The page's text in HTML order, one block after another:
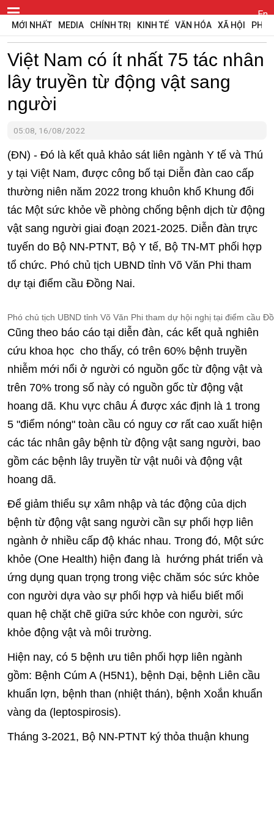
En
MỚI NHẤT MEDIA CHÍNH TRỊ KINH TẾ VĂN HÓA XÃ HỘI
Việt Nam có ít nhất 75 tác nhân
lây truyền từ động vật sang
người
05:08, 16/08/2022
(ĐN) - Đó là kết quả khảo sát liên ngành Y tế và Thú
y tại Việt Nam, được công bố tại Diễn đàn cao cấp
thường niên năm 2022 trong khuôn khổ Khung đối
tác Một sức khỏe về phòng chống bệnh dịch từ động
vật sang người giai đoạn 2021-2025. Diễn đàn trực
tuyến do Bộ NN-PTNT, Bộ Y tế, Bộ TN-MT phối hợp
tổ chức. Phó chủ tịch UBND tỉnh Võ Văn Phi tham
dự tại điểm cầu Đồng Nai.
Phó chủ tịch UBND tỉnh Võ Văn Phi tham dự hội nghị tại điểm cầu
Cũng theo báo cáo tại diễn đàn, các kết quả nghiên
cứu khoa học cho thấy, có trên 60% bệnh truyền
nhiễm mới nổi ở người có nguồn gốc từ động vật và
trên 70% trong số này có nguồn gốc từ động vật
hoang dã. Khu vực châu Á được xác định là 1 trong
5 "điểm nóng" toàn cầu có nguy cơ rất cao xuất hiện
các tác nhân gây bệnh từ động vật sang người, bao
gồm các bệnh lây truyền từ vật nuôi và động vật
hoang dã.
Để giảm thiểu sự xâm nhập và tác động của dịch
bệnh từ động vật sang người cần sự phối hợp liên
ngành ở nhiều cấp độ khác nhau. Trong đó, Một sức
khỏe (One Health) hiện đang là hướng phát triển và
ứng dụng quan trọng trong việc chăm sóc sức khỏe
con người dựa vào sự phối hợp và hiểu biết mối
quan hệ chặt chẽ giữa sức khỏe con người, sức
khỏe động vật và môi trường.
Hiện nay, có 5 bệnh ưu tiên phối hợp liên ngành
gồm: Bệnh Cúm A (H5N1), bệnh Dại, bệnh Liên cầu
khuẩn lợn, bệnh than (nhiệt thán), bệnh Xoắn khuẩn
vàng da (leptospirosis).
Tháng 3-2021, Bộ NN-PTNT ký thỏa thuận khung